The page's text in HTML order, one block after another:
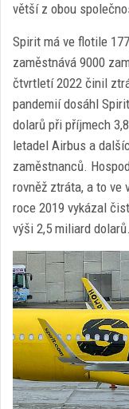
větší z obou
Spirit má ve flotile
zaměstnává 9000
čtvrtletí 2022 činil
pandemií dosáhl
dolarů při příjmech
letadel Airbus a
zaměstnanců.
rovněž ztráta, a to ve
roce 2019 vykázal
výši 2,5 miliard dolarů.